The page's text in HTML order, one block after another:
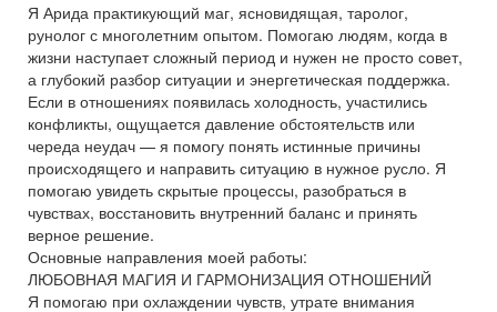
Я Арида практикующий маг, ясновидящая, таролог,
рунолог с многолетним опытом. Помогаю людям, когда в
жизни наступает сложный период и нужен не просто совет,
а глубокий разбор ситуации и энергетическая поддержка.
Если в отношениях появилась холодность, участились
конфликты, ощущается давление обстоятельств или
череда неудач — я помогу понять истинные причины
происходящего и направить ситуацию в нужное русло. Я
помогаю увидеть скрытые процессы, разобраться в
чувствах, восстановить внутренний баланс и принять
верное решение.
Основные направления моей работы:
ЛЮБОВНАЯ МАГИЯ И ГАРМОНИЗАЦИЯ ОТНОШЕНИЙ
Я помогаю при охлаждении чувств, утрате внимания